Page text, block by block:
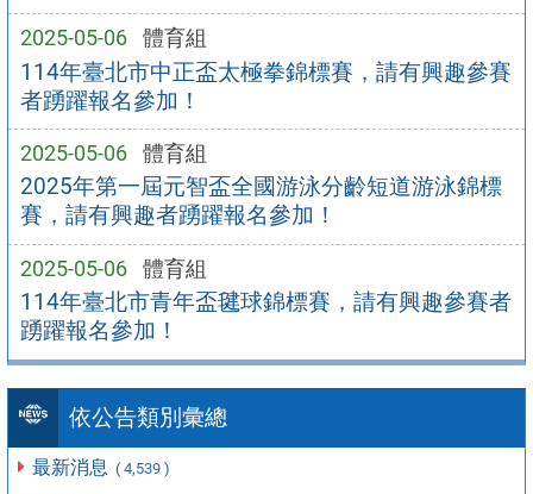
2025-05-06 體育組
114年臺北市中正盃太極拳錦標賽，請有興趣參賽
者踴躍報名參加！
2025-05-06 體育組
2025年第一屆元智盃全國游泳分齡短道游泳錦標
賽，請有興趣者踴躍報名參加！
2025-05-06 體育組
114年臺北市青年盃毽球錦標賽，請有興趣參賽者
踴躍報名參加！
依公告類別彙總
最新消息 ( 4,539 )